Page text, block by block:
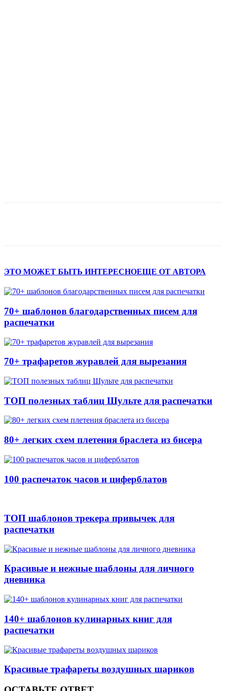
ЭТО МОЖЕТ БЫТЬ ИНТЕРЕСНОЕЩЕ ОТ АВТОРА
70+ шаблонов благодарственных писем для
распечатки
70+ трафаретов журавлей для вырезания
ТОП полезных таблиц Шульте для распечатки
80+ легких схем плетения браслета из бисера
100 распечаток часов и циферблатов
ТОП шаблонов трекера привычек для
распечатки
Красивые и нежные шаблоны для личного
дневника
140+ шаблонов кулинарных книг для
распечатки
Красивые трафареты воздушных шариков